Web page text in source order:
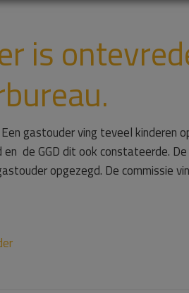
is
gastouder ving teveel
en de GGD dit ook constateerde.
opgezegd. De commissie